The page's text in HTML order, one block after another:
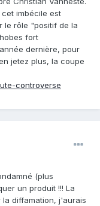
imbécile est
le rôle "positif de la
fort
dernière, pour
jetez plus, la coupe
controverse
(plus
un produit !!! La
diffamation, j'aurais